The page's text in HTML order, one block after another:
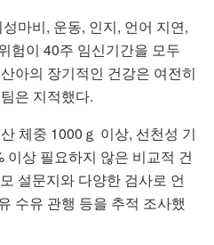
마비, 운동, 인지, 언어 지연,
험이 40주 임신기간을 모두
아의 장기적인 건강은 여전히
은 지적했다.
체중 1000ｇ 이상, 선천성 기
이상 필요하지 않은 비교적 건
설문지와 다양한 검사로 언
수유 관행 등을 추적 조사했